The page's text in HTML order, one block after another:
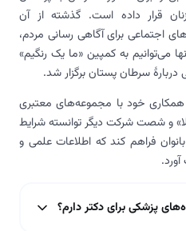
قرار داده است. گذشته از آن
اجتماعی برای آگاهی رسانی مردم،
می‌توانیم به کمپین «ما یک رنگیم»
دربارۀ سرطان پستان برگزار شد.
همکاری خود با مجموعه‌های معتبری
و شصت شرکت دیگر توانسته شرایط
فراهم کند که اطلاعات علمی و
پزشکی برای دکتر دارم؟